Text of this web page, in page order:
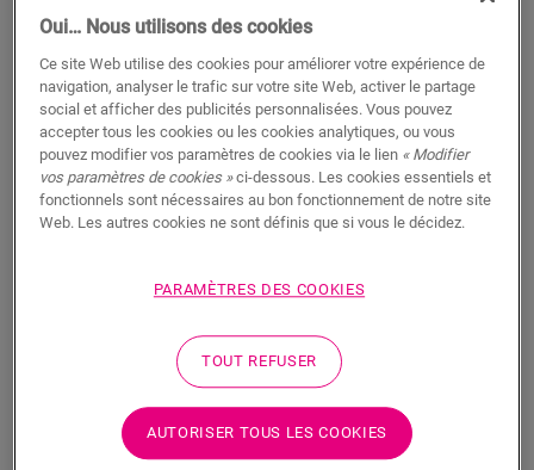
Belle finition
Couleur assortie à votre sol
Surface en placage véritable
Fonctionnalités du produit
Il s’agit d’une plinthe droite et haute qui correspond
rainures pratiques intégrées au dos pour y faire passer les
câbles. La plinthe est facile à poser avec notre colle One4All
Oui… Nous utilisons des cookies
Ce site Web utilise des cookies pour améliorer votre expérience de
navigation, analyser le trafic sur votre site Web, activer le partage
social et afficher des publicités personnalisées. Vous pouvez
accepter tous les cookies ou les cookies analytiques, ou vous
pouvez modifier vos paramètres de cookies via le lien « Modifier
vos paramètres de cookies »ci-dessous. Les cookies essentiels et
fonctionnels sont nécessaires au bon fonctionnement de notre site
Web. Les autres cookies ne sont définis que si vous le décidez.
PARAMÈTRES DES COOKIES
TOUT REFUSER
AUTORISER TOUS LES COOKIES